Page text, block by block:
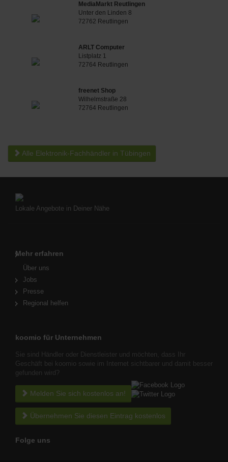
MediaMarkt Reutlingen
Unter den Linden 8
72762 Reutlingen
ARLT Computer
Listplatz 1
72764 Reutlingen
freenet Shop
Wilhelmstraße 28
72764 Reutlingen
Alle Elektronik-Fachhändler in Tübingen
Lokale Angebote in Deiner Nähe
Mehr erfahren
Über uns
Jobs
Presse
Regional helfen
koomio für Unternehmen
Sie sind Händler oder Dienstleister und möchten, dass Ihr
Geschäft bei koomio sowie im Internet sichtbarer und damit besser
gefunden wird?
Melden Sie sich kostenlos an!
Übernehmen Sie diesen Eintrag kostenlos
Folge uns